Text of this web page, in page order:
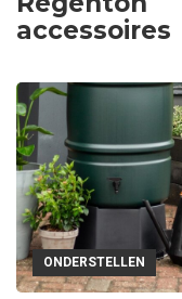
accessoires
ONDERSTELLEN